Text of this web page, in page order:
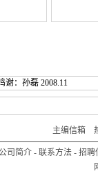
谢：孙磊 2008.11
主编信箱
司简介 - 联系方法 - 招聘